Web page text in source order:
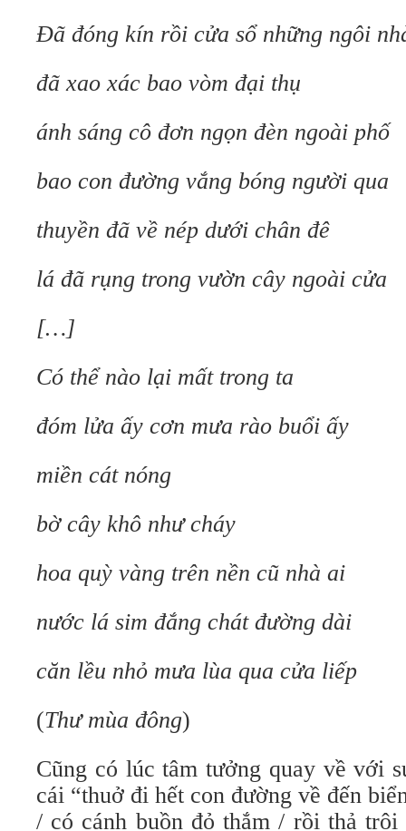
Đã đóng kín rồi cửa sổ những ngôi
đã xao xác bao vòm đại thụ
ánh sáng cô đơn ngọn đèn ngoài phố
bao con đường vắng bóng người qua
thuyền đã về nép dưới chân đê
lá đã rụng trong vườn cây ngoài cửa
[…]
Có thể nào lại mất trong ta
đóm lửa ấy cơn mưa rào buổi ấy
miền cát nóng
bờ cây khô như cháy
hoa quỳ vàng trên nền cũ nhà ai
nước lá sim đắng chát đường dài
căn lều nhỏ mưa lùa qua cửa liếp
(Thư mùa đông)
Cũng có lúc tâm tưởng quay về với
cái “thuở đi hết con đường về đến
/ có cánh buồn đỏ thắm / rồi thả trôi